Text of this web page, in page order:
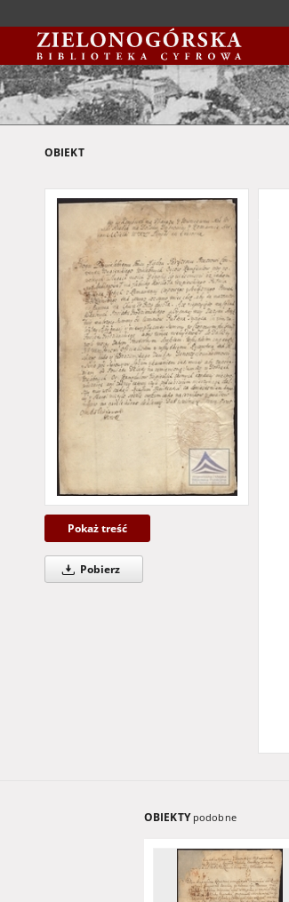
OBIEKT
Pokaż treść
Pobierz
OBIEKTY podobne